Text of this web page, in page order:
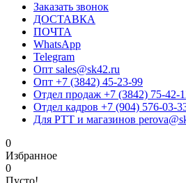
Заказать звонок
ДОСТАВКА
ПОЧТА
WhatsApp
Telegram
Опт sales@sk42.ru
Опт +7 (3842) 45-23-99
Отдел продаж +7 (3842) 75-42-
Отдел кадров +7 (904) 576-03-
Для РТТ и магазинов
0
Избранное
0
Пусто!